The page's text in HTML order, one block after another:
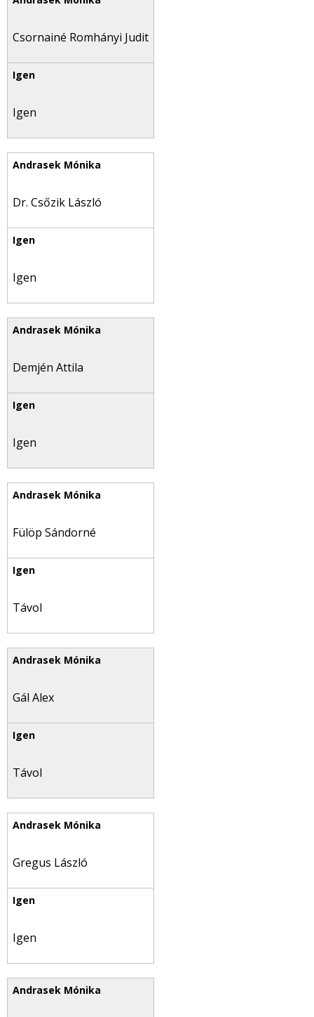
Csornainé Romhányi Judit
Igen
Dr. Csőzik László
Igen
Demjén Attila
Igen
Fülöp Sándorné
Távol
Gál Alex
Távol
Gregus László
Igen